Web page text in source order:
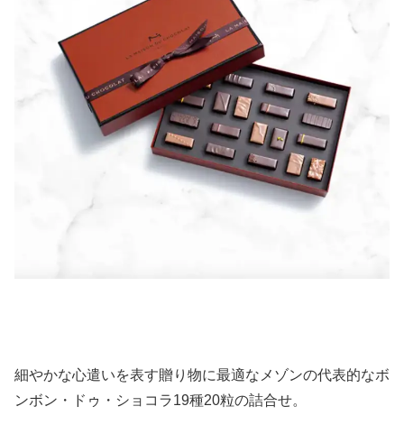
細やかな心遣いを表す贈り物に最適なメゾンの代表的なボ
ンボン・ドゥ・ショコラ19種20粒の詰合せ。